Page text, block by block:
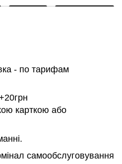
- по тарифам
карткою або
самообслуговування